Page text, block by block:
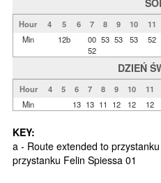
Hour 4 5 6 7 8 9 10
11
Min
12b
00
52
53 53 53 52
DZIEŃ
Hour 4 5 6 7 8 9 10
11
Min
13 13 11 12 12 12
KEY:
a - Route extended to
przystanku Felin Spiessa 01